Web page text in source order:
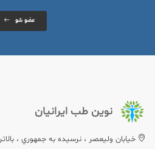
عضو شو
نوین طب ایرانیان
خيابان وليعصر ، نرسيده به جمهوري ،